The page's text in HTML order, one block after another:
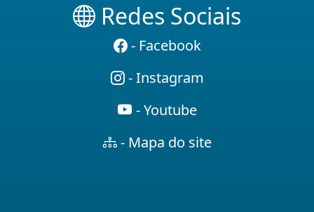
Redes Sociais
- Facebook
- Instagram
- Youtube
- Mapa do site